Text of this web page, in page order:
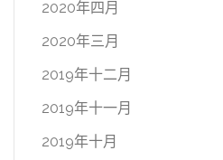
2020年四月
2020年三月
2019年十二月
2019年十一月
2019年十月